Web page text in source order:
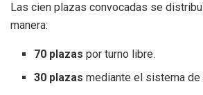
Las cien plazas convocadas se
manera:
70 plazas por turno libre.
30 plazas mediante el sistema de